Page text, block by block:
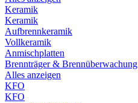
Keramik
Keramik
Aufbrennkeramik
Vollkeramik
Anmischplatten
Brennträger & Brennüberwachung
Alles anzeigen
KFO
KFO